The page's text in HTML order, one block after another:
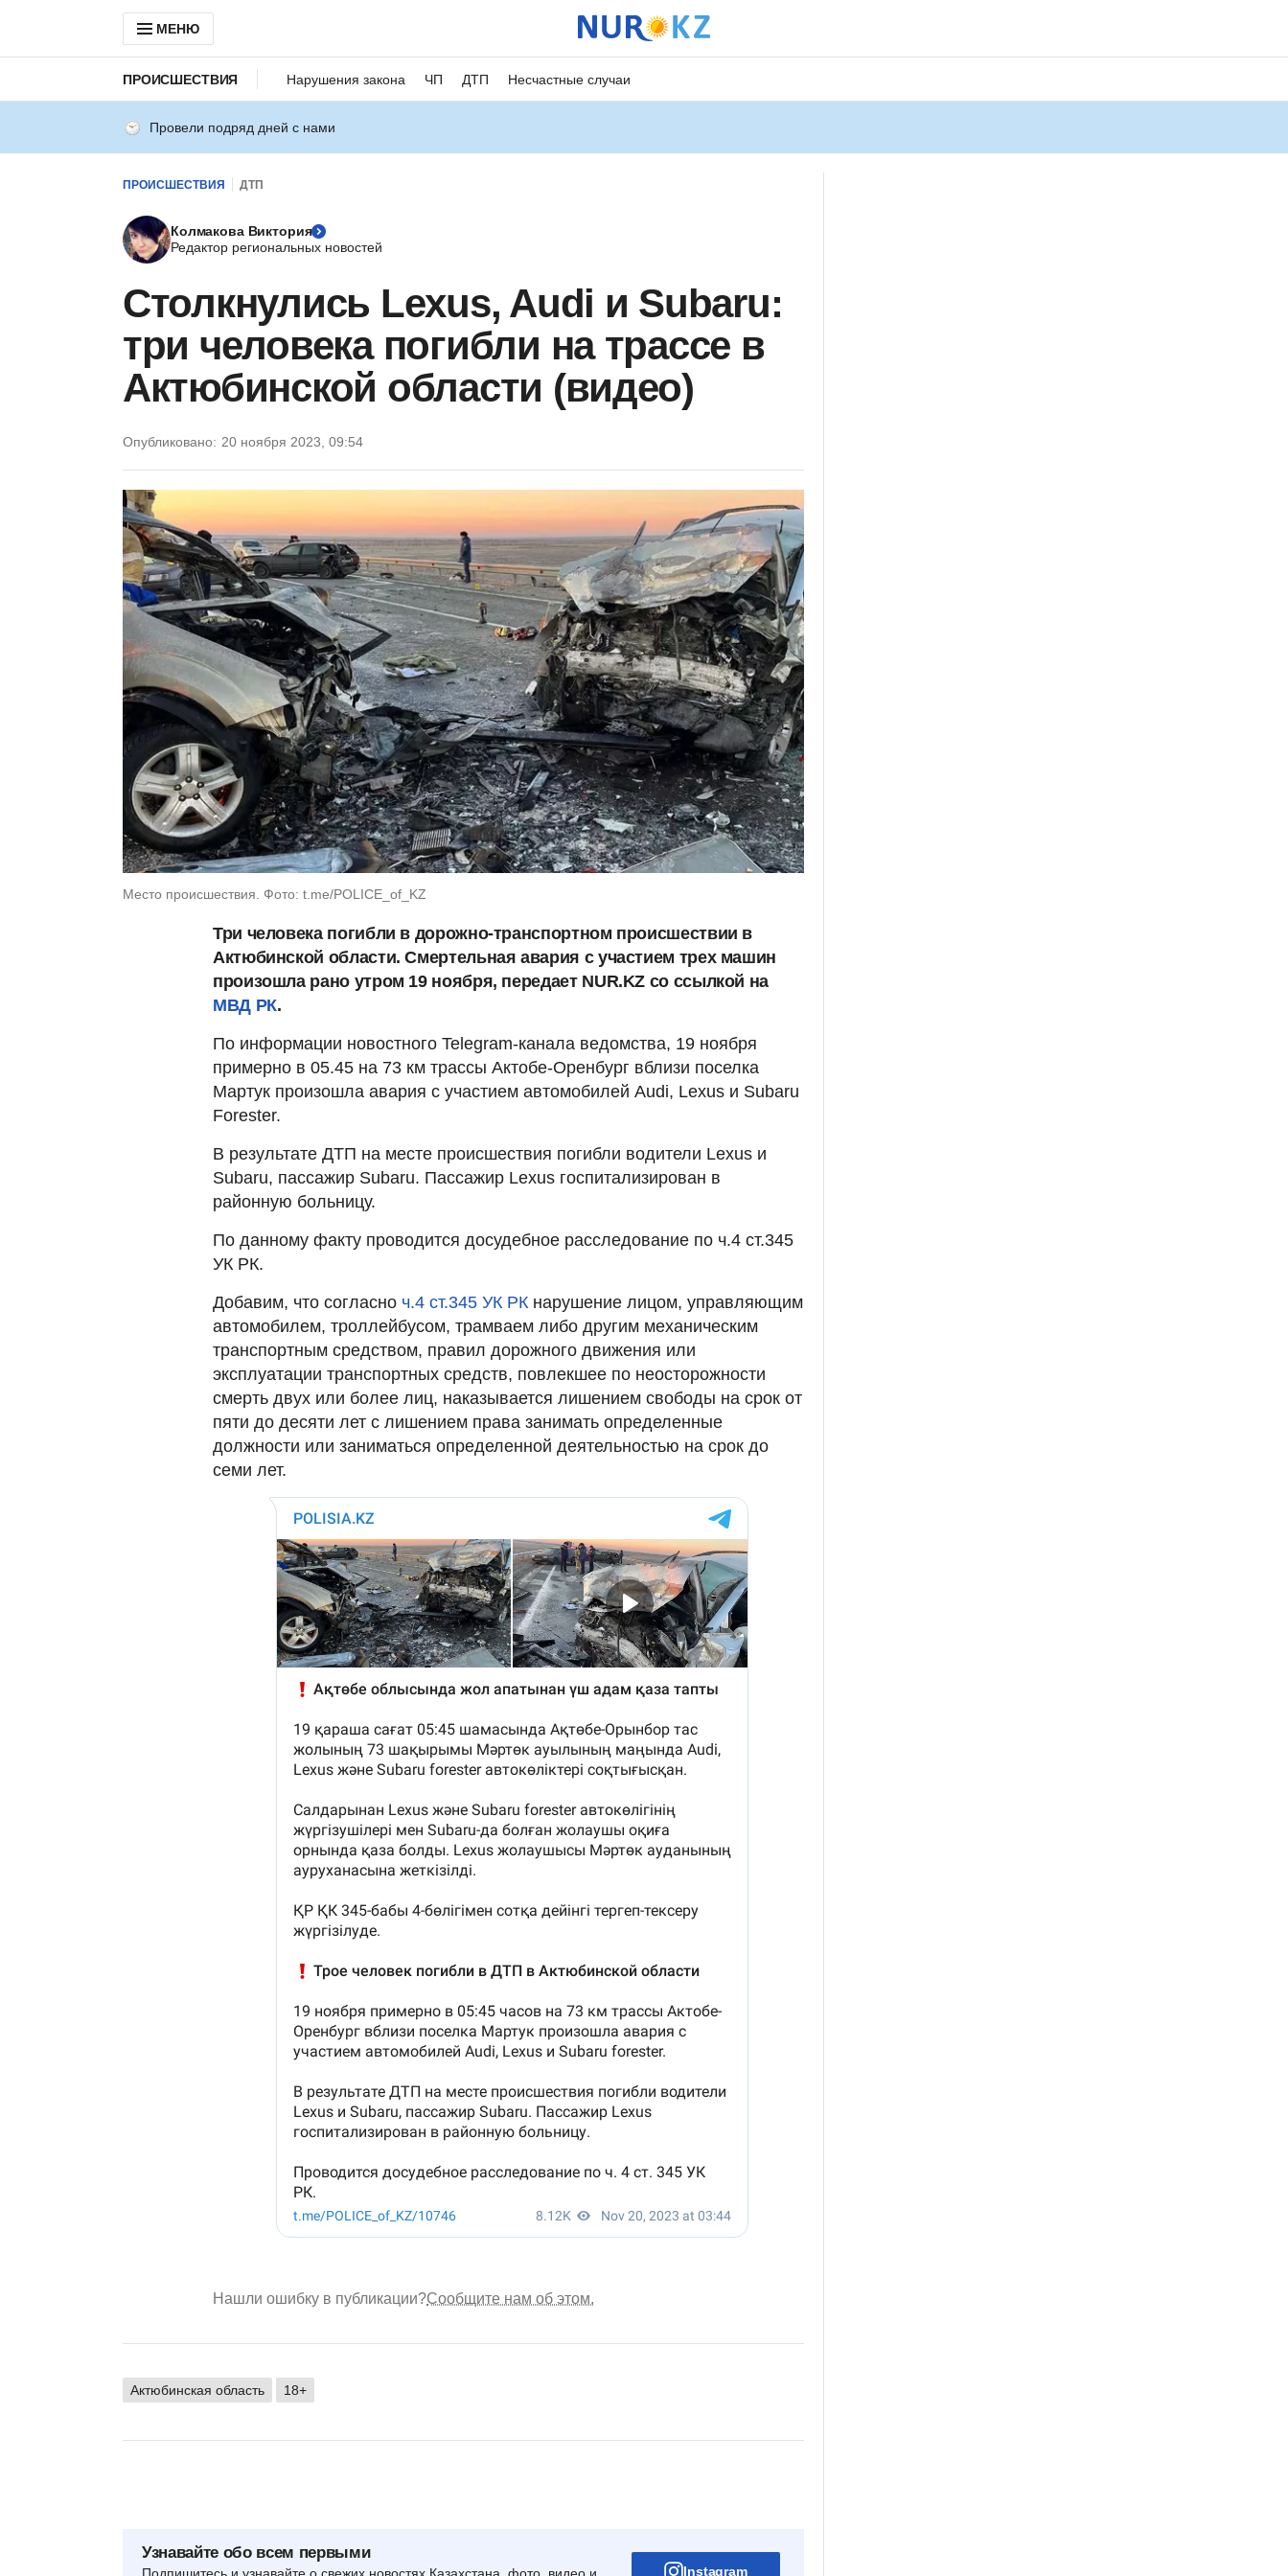
МЕНЮ
ПРОИСШЕСТВИЯ Нарушения закона ЧП ДТП Несчастные случаи
Провели подряд дней с нами
ПРОИСШЕСТВИЯ ДТП
Колмакова Виктория
Редактор региональных новостей
Столкнулись Lexus, Audi и Subaru:
три человека погибли на трассе в
Актюбинской области (видео)
Опубликовано: 20 ноября 2023, 09:54
Место происшествия. Фото: t.me/POLICE_of_KZ
Три человека погибли в дорожно-транспортном происшествии в
Актюбинской области. Смертельная авария с участием трех машин
произошла рано утром 19 ноября, передает NUR.KZ со ссылкой на
МВД РК.
По информации новостного Telegram-канала ведомства, 19 ноября
примерно в 05.45 на 73 км трассы Актобе-Оренбург вблизи поселка
Мартук произошла авария с участием автомобилей Audi, Lexus и Subaru
Forester.
В результате ДТП на месте происшествия погибли водители Lexus и
Subaru, пассажир Subaru. Пассажир Lexus госпитализирован в
районную больницу.
По данному факту проводится досудебное расследование по ч.4 ст.345
УК РК.
Добавим, что согласно ч.4 ст.345 УК РК нарушение лицом, управляющим
автомобилем, троллейбусом, трамваем либо другим механическим
транспортным средством, правил дорожного движения или
эксплуатации транспортных средств, повлекшее по неосторожности
смерть двух или более лиц, наказывается лишением свободы на срок от
пяти до десяти лет с лишением права занимать определенные
должности или заниматься определенной деятельностью на срок до
семи лет.
Нашли ошибку в публикации?Сообщите нам об этом.
Актюбинская область 18+
Узнавайте обо всем первыми
Instagram